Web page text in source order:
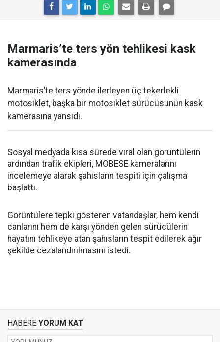
Marmaris’te ters yön tehlikesi kask
kamerasında
Marmaris’te ters yönde ilerleyen üç tekerlekli
motosiklet, başka bir motosiklet sürücüsünün kask
kamerasına yansıdı.
Sosyal medyada kısa sürede viral olan görüntülerin
ardından trafik ekipleri, MOBESE kameralarını
incelemeye alarak şahısların tespiti için çalışma
başlattı.
Görüntülere tepki gösteren vatandaşlar, hem kendi
canlarını hem de karşı yönden gelen sürücülerin
hayatını tehlikeye atan şahısların tespit edilerek ağır
şekilde cezalandırılmasını istedi.
HABERE YORUM KAT